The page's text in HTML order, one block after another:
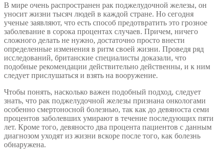
В мире очень распространен рак поджелудочной железы, он
уносит жизни тысяч людей в каждой стране. Но сегодня
ученые заявляют, что есть способ предотвратить это грозное
заболевание в сорока процентах случаев. Причем, ничего
сложного делать не нужно, достаточно просто внести
определенные изменения в ритм своей жизни. Проведя ряд
исследований, британские специалисты доказали, что
подобные рекомендации действительно действенны, и к ним
следует прислушаться и взять на вооружение.
Чтобы понять, насколько важен подобный подход, следует
знать, что рак поджелудочной железы признана онкологами
особенно смертоносной болезнью, так как до девяноста семи
процентов заболевших умирают в течение последующих пяти
лет. Кроме того, девяносто два процента пациентов с данным
диагнозом уходят из жизни вскоре после того, как болезнь
обнаружена.